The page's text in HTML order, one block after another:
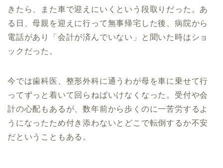
きたら、また車で迎えにいくという段取りだった。あ
る日、母親を迎えに行って無事帰宅した後、病院から
電話があり「会計が済んでいない」と聞いた時はショ
ックだった。
今では歯科医、整形外科に通うわが母を車に乗せて行
ってずっと着いて回らねばいけなくなった。受付や会
計の心配もあるが、数年前から歩くのに一苦労するよ
うになったため付き添わないとどこで転倒するか不安
だということもある。